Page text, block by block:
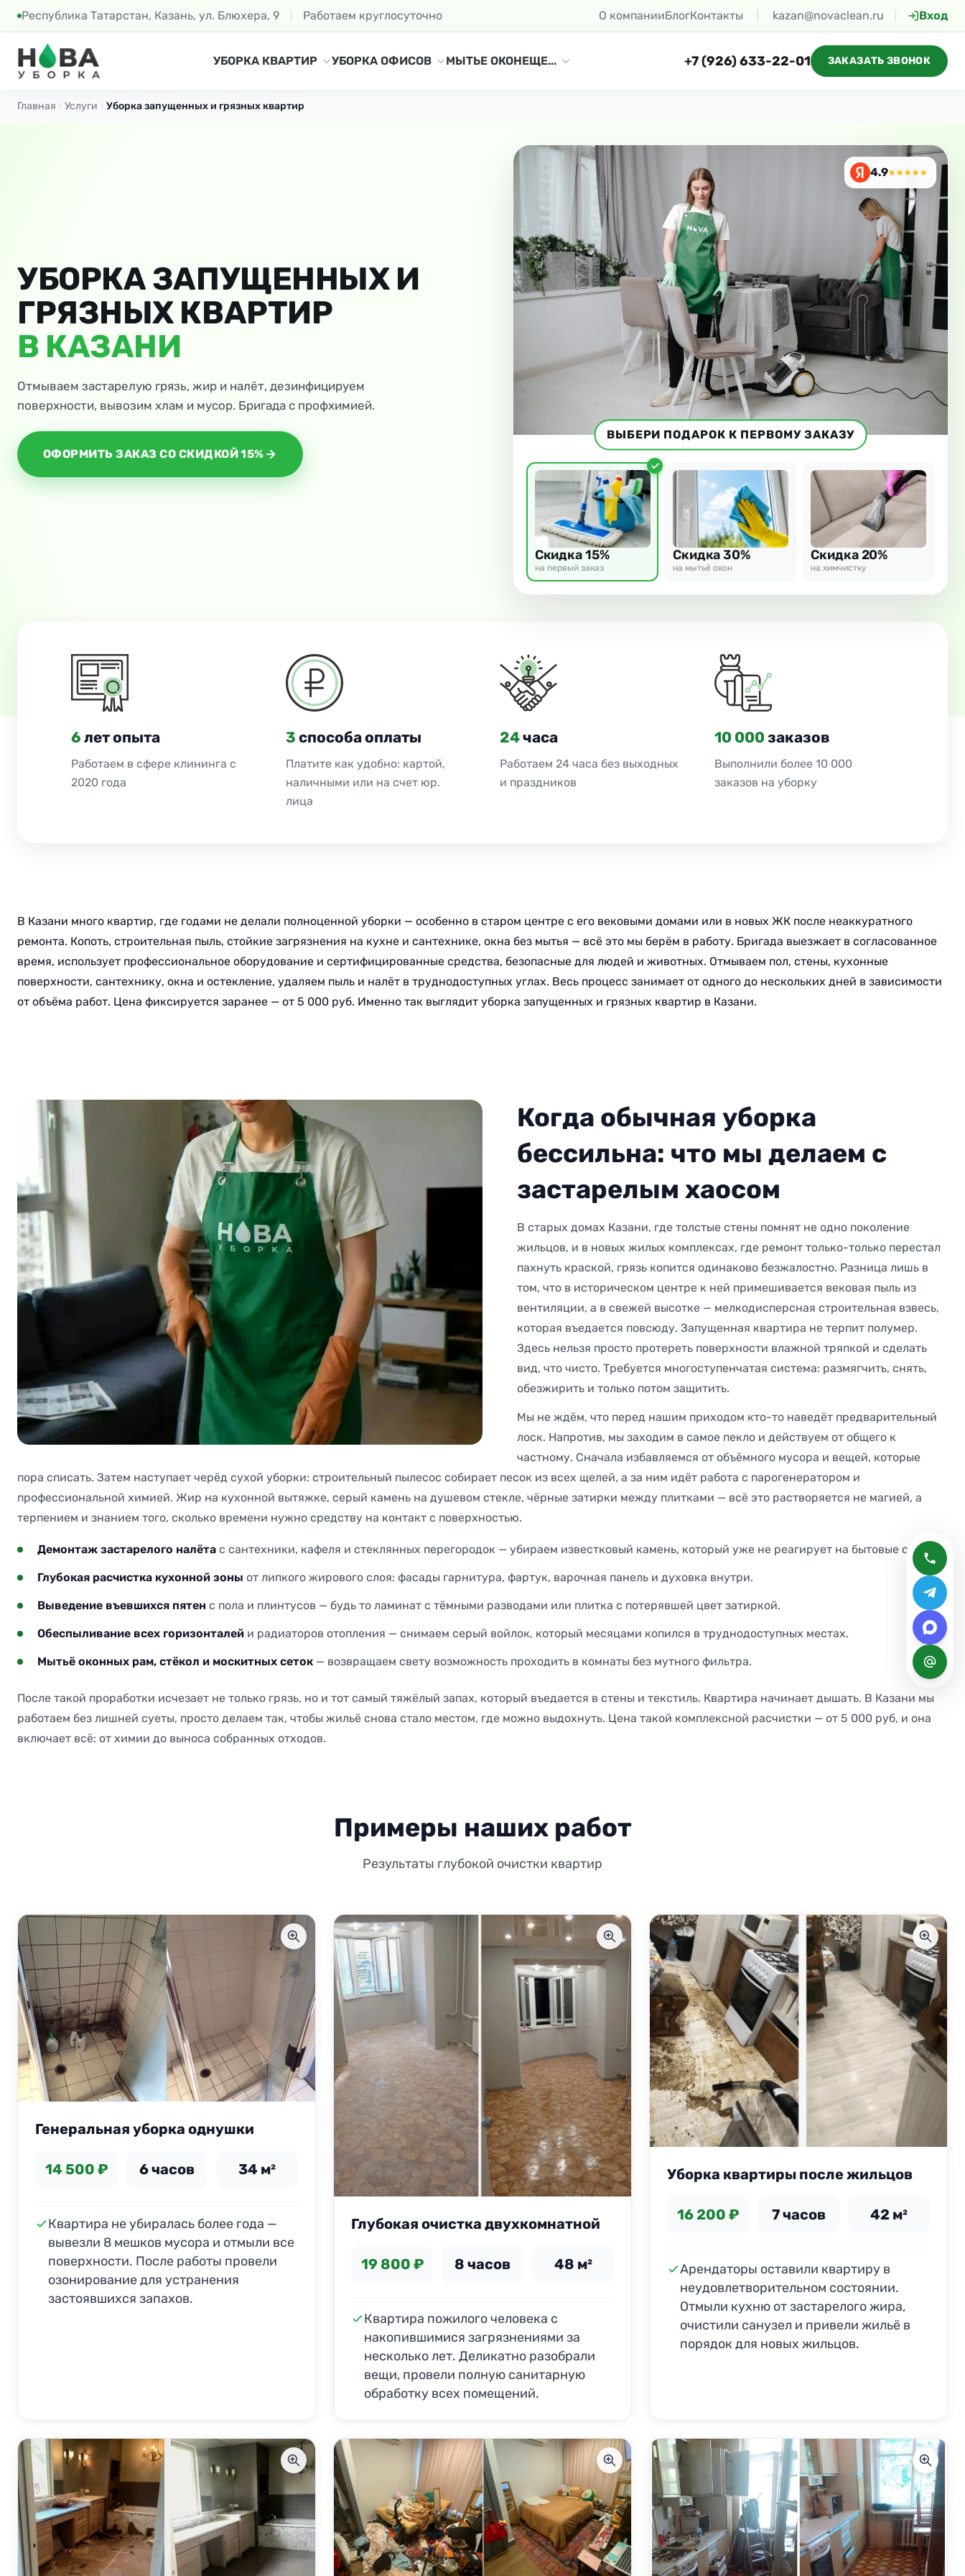
Республика Татарстан, Казань, ул. Блюхера, 9 Работаем круглосуточно О компанииБлогКонтакты kazan@novaclean.ru Вход
УБОРКА КВАРТИР УБОРКА ОФИСОВ МЫТЬЕ ОКОНЕЩЕ... +7 (926) 633-22-01 ЗАКАЗАТЬ ЗВОНОК
Главная Услуги Уборка запущенных и грязных квартир
УБОРКА ЗАПУЩЕННЫХ И
ГРЯЗНЫХ КВАРТИР
В КАЗАНИ
Отмываем застарелую грязь, жир и налёт, дезинфицируем
поверхности, вывозим хлам и мусор. Бригада с профхимией.
ОФОРМИТЬ ЗАКАЗ СО СКИДКОЙ 15%
4.9★★★★★
ВЫБЕРИ ПОДАРОК К ПЕРВОМУ ЗАКАЗУ
Скидка 15%
на первый заказ
Скидка 30%
на мытьё окон
Скидка 20%
на химчистку
6 лет опыта
Работаем в сфере клининга с
2020 года
3 способа оплаты
Платите как удобно: картой,
наличными или на счет юр.
лица
24часа
Работаем 24 часа без выходных
и праздников
10 000 заказов
Выполнили более 10 000
заказов на уборку
В Казани много квартир, где годами не делали полноценной уборки — особенно в старом центре с его вековыми домами или в новых ЖК после неаккуратного
ремонта. Копоть, строительная пыль, стойкие загрязнения на кухне и сантехнике, окна без мытья — всё это мы берём в работу. Бригада выезжает в согласованное
время, использует профессиональное оборудование и сертифицированные средства, безопасные для людей и животных. Отмываем пол, стены, кухонные
поверхности, сантехнику, окна и остекление, удаляем пыль и налёт в труднодоступных углах. Весь процесс занимает от одного до нескольких дней в зависимости
от объёма работ. Цена фиксируется заранее — от 5 000 руб. Именно так выглядит уборка запущенных и грязных квартир в Казани.
Когда обычная уборка
бессильна: что мы делаем с
застарелым хаосом
В старых домах Казани, где толстые стены помнят не одно поколение
жильцов, и в новых жилых комплексах, где ремонт только-только перестал
пахнуть краской, грязь копится одинаково безжалостно. Разница лишь в
том, что в историческом центре к ней примешивается вековая пыль из
вентиляции, а в свежей высотке — мелкодисперсная строительная взвесь,
которая въедается повсюду. Запущенная квартира не терпит полумер.
Здесь нельзя просто протереть поверхности влажной тряпкой и сделать
вид, что чисто. Требуется многоступенчатая система: размягчить, снять,
обезжирить и только потом защитить.
Мы не ждём, что перед нашим приходом кто-то наведёт предварительный
лоск. Напротив, мы заходим в самое пекло и действуем от общего к
частному. Сначала избавляемся от объёмного мусора и вещей, которые
пора списать. Затем наступает черёд сухой уборки: строительный пылесос собирает песок из всех щелей, а за ним идёт работа с парогенератором и
профессиональной химией. Жир на кухонной вытяжке, серый камень на душевом стекле, чёрные затирки между плитками — всё это растворяется не магией, а
терпением и знанием того, сколько времени нужно средству на контакт с поверхностью.
Демонтаж застарелого налёта с сантехники, кафеля и стеклянных перегородок — убираем известковый камень, который уже не реагирует на бытовые спреи.
Глубокая расчистка кухонной зоны от липкого жирового слоя: фасады гарнитура, фартук, варочная панель и духовка внутри.
Выведение въевшихся пятен с пола и плинтусов — будь то ламинат с тёмными разводами или плитка с потерявшей цвет затиркой.
Обеспыливание всех горизонталей и радиаторов отопления — снимаем серый войлок, который месяцами копился в труднодоступных местах.
Мытьё оконных рам, стёкол и москитных сеток — возвращаем свету возможность проходить в комнаты без мутного фильтра.
После такой проработки исчезает не только грязь, но и тот самый тяжёлый запах, который въедается в стены и текстиль. Квартира начинает дышать. В Казани мы
работаем без лишней суеты, просто делаем так, чтобы жильё снова стало местом, где можно выдохнуть. Цена такой комплексной расчистки — от 5 000 руб, и она
включает всё: от химии до выноса собранных отходов.
Примеры наших работ
Результаты глубокой очистки квартир
Генеральная уборка однушки
14 500 ₽ 6 часов 34 м²
Квартира не убиралась более года —
вывезли 8 мешков мусора и отмыли все
поверхности. После работы провели
озонирование для устранения
застоявшихся запахов.
Глубокая очистка двухкомнатной
19 800 ₽ 8 часов 48 м²
Квартира пожилого человека с
накопившимися загрязнениями за
несколько лет. Деликатно разобрали
вещи, провели полную санитарную
обработку всех помещений.
Уборка квартиры после жильцов
16 200 ₽ 7 часов 42 м²
Арендаторы оставили квартиру в
неудовлетворительном состоянии.
Отмыли кухню от застарелого жира,
очистили санузел и привели жильё в
порядок для новых жильцов.